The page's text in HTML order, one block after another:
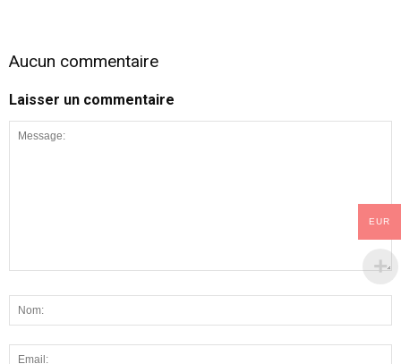
Aucun commentaire
Laisser un commentaire
EUR